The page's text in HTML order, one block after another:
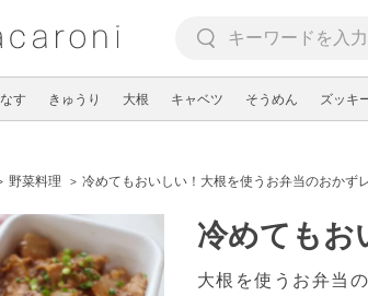
なす きゅうり 大根 キャベツ そうめん ズッキ
野菜料理 冷めてもおいしい！大根を使うお弁当のおかず
冷めてもお
大根を使うお弁当